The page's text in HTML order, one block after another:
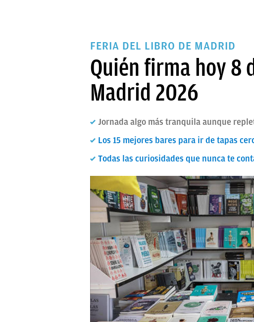
FERIA DEL LIBRO DE MADRID
Quién firma hoy 8
Madrid 2026
Jornada algo más tranquila aunque
Los 15 mejores bares para ir de tapas
Todas las curiosidades que nunca te